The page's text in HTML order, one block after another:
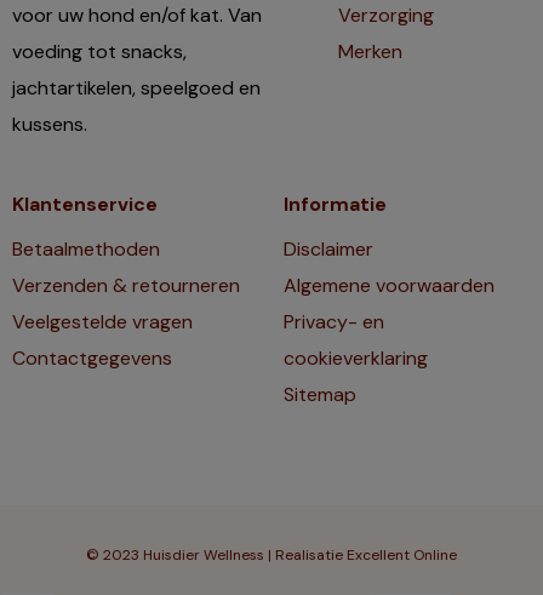
voor uw hond en/of kat. Van
voeding tot snacks,
jachtartikelen, speelgoed en
kussens.
Verzorging
Merken
Klantenservice
Betaalmethoden
Verzenden & retourneren
Veelgestelde vragen
Contactgegevens
Informatie
Disclaimer
Algemene voorwaarden
Privacy- en
cookieverklaring
Sitemap
© 2023 Huisdier Wellness | Realisatie Excellent Online